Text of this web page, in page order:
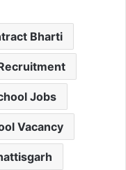
Bharti
Jobs
Vacancy